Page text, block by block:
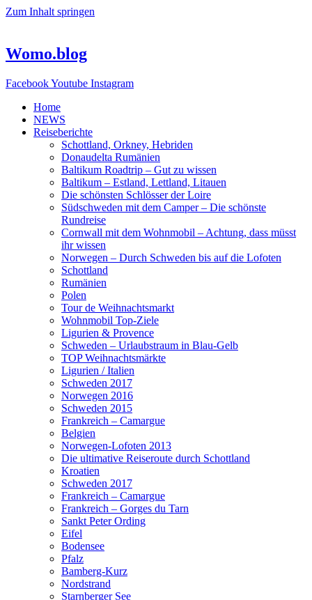
Zum Inhalt springen
Womo.blog
FacebookYoutube Instagram
Home
NEWS
Reiseberichte
Schottland, Orkney, Hebriden
Donaudelta Rumänien
Baltikum Roadtrip – Gut zu wissen
Baltikum – Estland, Lettland, Litauen
Die schönsten Schlösser der Loire
Südschweden mit dem Camper – Die schönste
Rundreise
Cornwall mit dem Wohnmobil – Achtung, dass müsst
ihr wissen
Norwegen – Durch Schweden bis auf die Lofoten
Schottland
Rumänien
Polen
Tour de Weihnachtsmarkt
Wohnmobil Top-Ziele
Ligurien & Provence
Schweden – Urlaubstraum in Blau-Gelb
TOP Weihnachtsmärkte
Ligurien / Italien
Schweden 2017
Norwegen 2016
Schweden 2015
Frankreich – Camargue
Belgien
Norwegen-Lofoten 2013
Die ultimative Reiseroute durch Schottland
Kroatien
Schweden 2017
Frankreich – Camargue
Frankreich – Gorges du Tarn
Sankt Peter Ording
Eifel
Bodensee
Pfalz
Bamberg-Kurz
Nordstrand
Starnberger See